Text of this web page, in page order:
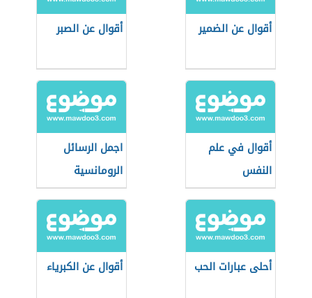
أقوال عن الضمير أقوال عن الصبر
أقوال في علم
النفس
اجمل الرسائل
الرومانسية
أحلى عبارات الحب أقوال عن الكبرياء